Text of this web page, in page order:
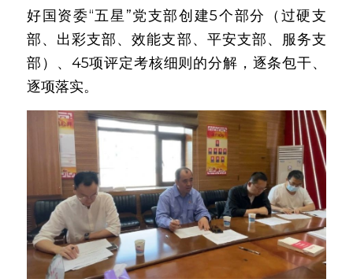
好国资委“五星”党支部创建5个部分（过硬支
部、出彩支部、效能支部、平安支部、服务支
部）、45项评定考核细则的分解，逐条包干、
逐项落实。